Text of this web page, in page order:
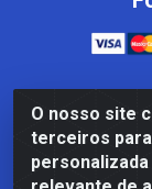
O nosso site
terceiros
Casa
ArinosCom,